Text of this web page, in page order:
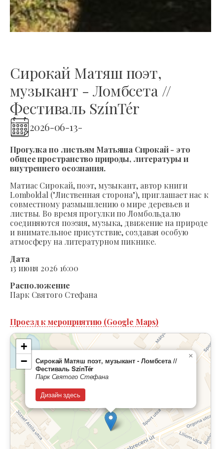
Сирокай Матяш поэт,
музыкант - Ломбсета //
Фестиваль SzínTér
2026-06-13-
Прогулка по листьям Матьяша Сирокай - это
общее пространство природы, литературы и
внутреннего осознания.
Матиас Сирокай, поэт, музыкант, автор книги
Lomboldal ("Лиственная сторона"), приглашает нас к
совместному размышлению о мире деревьев и
листвы. Во время прогулки по Ломбольдалю
соединяются поэзия, музыка, движение на природе
и внимательное присутствие, создавая особую
атмосферу на литературном пикнике.
Дата
13 июня 2026 16:00
Расположение
Парк Святого Стефана
Проезд к мероприятию (Google Maps)
Сирокай Матяш поэт, музыкант - Ломбсета //
Фестиваль SzínTér
Парк Святого Стефана
Дизайн здесь
×
+
−